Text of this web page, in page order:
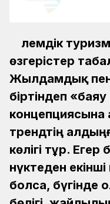
Әлемдік
өзгерістер
Жылдамдық пен
біртіндеп
концепциясына
трендтің
көлігі тұр.
нүктеден
болса, бүгінде